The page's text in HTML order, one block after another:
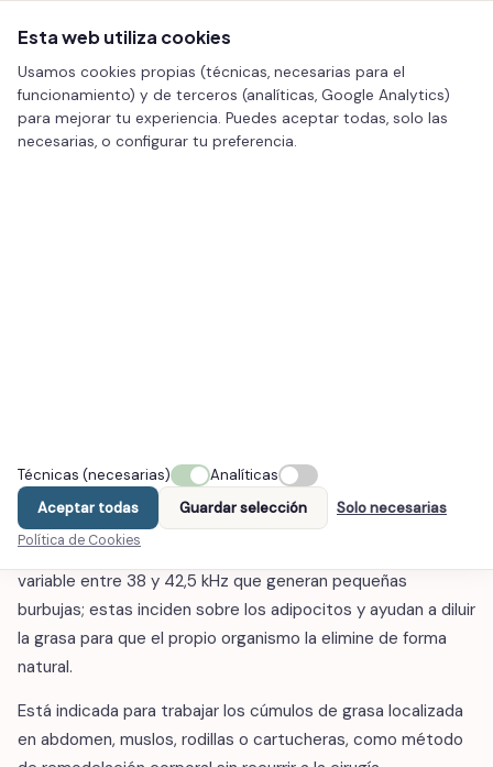
CONOCE EL TRATAMIENTO
¿Qué es?
La cavitación utiliza ultrasonidos con una frecuencia
variable entre 38 y 42,5 kHz que generan pequeñas
burbujas; estas inciden sobre los adipocitos y ayudan a diluir
la grasa para que el propio organismo la elimine de forma
natural.
Está indicada para trabajar los cúmulos de grasa localizada
en abdomen, muslos, rodillas o cartucheras, como método
Esta web utiliza cookies
Usamos cookies propias (técnicas, necesarias para el
funcionamiento) y de terceros (analíticas, Google Analytics)
para mejorar tu experiencia. Puedes aceptar todas, solo las
necesarias, o configurar tu preferencia.
Técnicas (necesarias)
Analíticas
Aceptar todas
Guardar selección Solo necesarias
Política de Cookies